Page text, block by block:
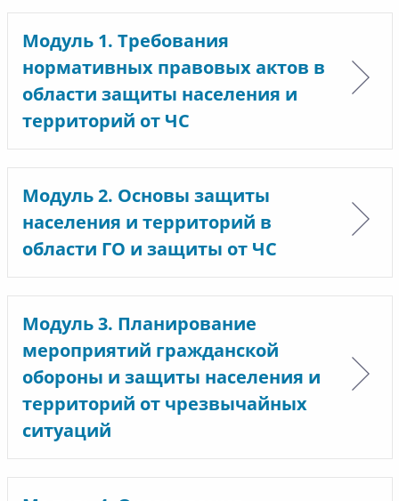
Модуль 1. Требования
нормативных правовых актов в
области защиты населения и
территорий от ЧС
Модуль 2. Основы защиты
населения и территорий в
области ГО и защиты от ЧС
Модуль 3. Планирование
мероприятий гражданской
обороны и защиты населения и
территорий от чрезвычайных
ситуаций